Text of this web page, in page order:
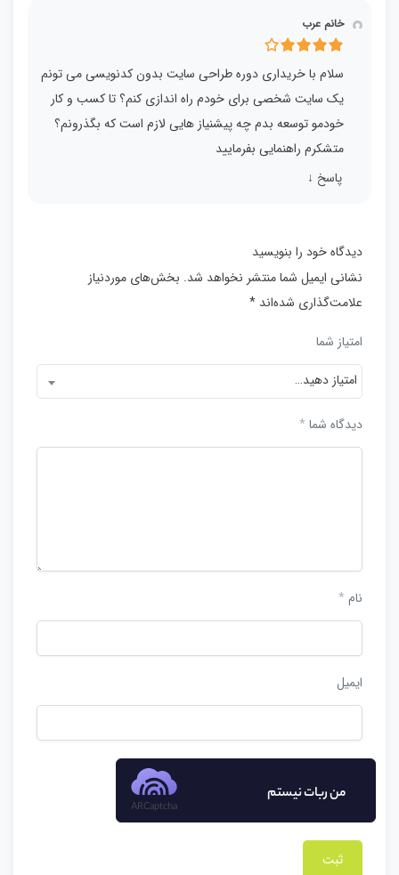
خانم عرب
سلام با خریداری دوره طراحی سایت بدون کدنویسی می تونم
یک سایت شخصی برای خودم راه اندازی کنم؟ تا کسب و کار
خودمو توسعه بدم چه پیشنیاز هایی لازم است که بگذرونم؟
متشکرم راهنمایی بفرمایید
پاسخ ↓
دیدگاه خود را بنویسید
نشانی ایمیل شما منتشر نخواهد شد. بخش‌های موردنیاز
علامت‌گذاری شده‌اند *
امتیاز شما
امتیاز دهید…
دیدگاه شما *
نام *
ایمیل
من ربات نیستم
ARCaptcha